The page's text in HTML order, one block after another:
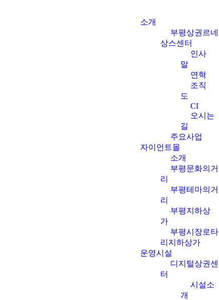
소개
부평상권르네
상스센터
인사
말
연혁
조직
도
CI
오시는
길
주요사업
자이언트몰
소개
부평문화의거
리
부평테마의거
리
부평지하상
가
부평시장로타
리지하상가
운영시설
디지털상권센
터
시설소
개